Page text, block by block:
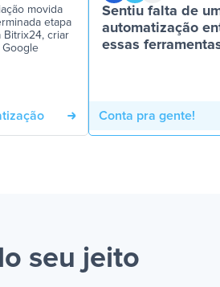
movida
etapa
Bitrix24, criar
Sentiu falta de
automatização
essas
Conta pra gente!
seu jeito